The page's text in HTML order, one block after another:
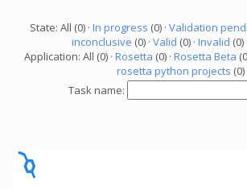
State: All (0) · In progress (0) · Validation
inconclusive (0) · Valid (0) · Invalid (0) ·
Application: All (0) · Rosetta (0) · Rosetta Beta
rosetta python projects (0)
Task name: